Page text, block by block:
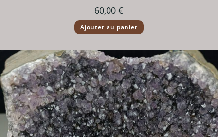
60,00 €
Ajouter au panier